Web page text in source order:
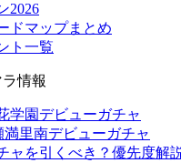
2026
ドマップまとめ
ト一覧
情報
学園デビューガチャ
満里南デビューガチャ
ャを引くべき？優先度解